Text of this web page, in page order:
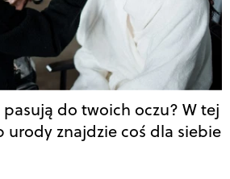
do twoich oczu? W tej
urody znajdzie coś dla siebie